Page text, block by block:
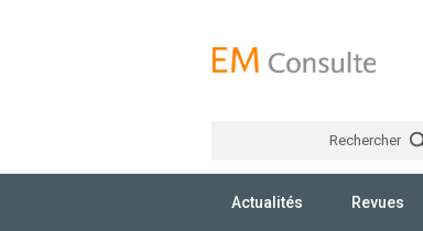
Rechercher
Actualités Revues